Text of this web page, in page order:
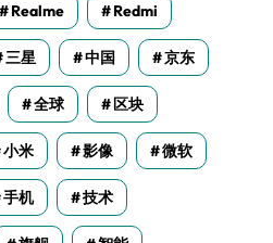
Realme Redmi
三星 中国 京东
全球 区块
小米 影像 微软
手机 技术